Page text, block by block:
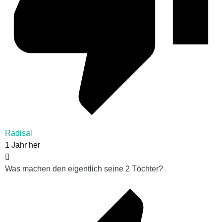
Radisal
1 Jahr her
Was machen den eigentlich seine 2 Töchter?